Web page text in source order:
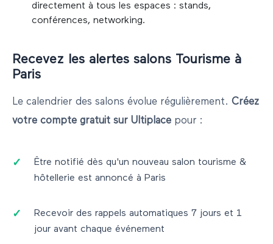
directement à tous les espaces : stands,
conférences, networking.
Recevez les alertes salons Tourisme à
Paris
Le calendrier des salons évolue régulièrement. Créez
votre compte gratuit sur Ultiplace pour :
Être notifié dès qu'un nouveau salon tourisme &
hôtellerie est annoncé à Paris
Recevoir des rappels automatiques 7 jours et 1
jour avant chaque événement